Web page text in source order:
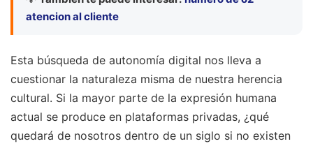
atencion al cliente
Esta búsqueda de autonomía digital nos lleva a
cuestionar la naturaleza misma de nuestra herencia
cultural. Si la mayor parte de la expresión humana
actual se produce en plataformas privadas, ¿qué
quedará de nosotros dentro de un siglo si no existen